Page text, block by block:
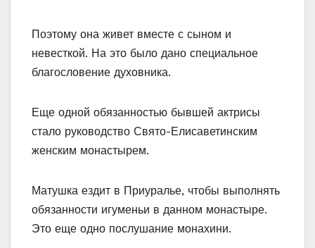
Поэтому она живет вместе с сыном и
невесткой. На это было дано специальное
благословение духовника.
Еще одной обязанностью бывшей актрисы
стало руководство Свято-Елисаветинским
женским монастырем.
Матушка ездит в Приуралье, чтобы выполнять
обязанности игуменьи в данном монастыре.
Это еще одно послушание монахини.